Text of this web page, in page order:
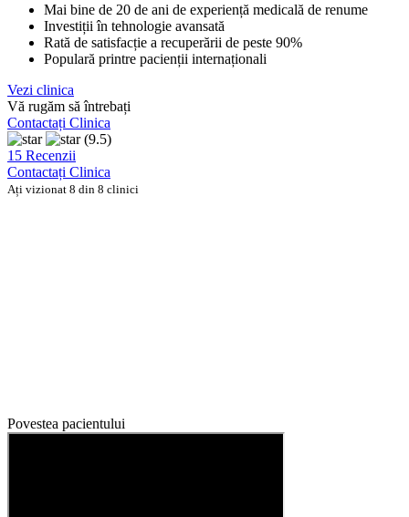
Mai bine de 20 de ani de experiență medicală de renume
Investiții în tehnologie avansată
Rată de satisfacție a recuperării de peste 90%
Populară printre pacienții internaționali
Vezi clinica
Vă rugăm să întrebați
Contactați Clinica
(9.5)
15 Recenzii
Contactați Clinica
Ați vizionat 8 din 8 clinici
Povestea pacientului